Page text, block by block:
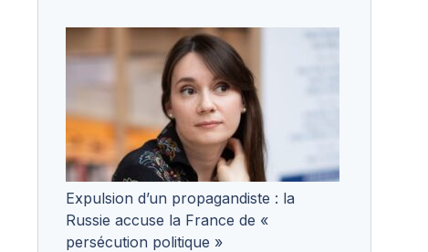
Expulsion d’un propagandiste : la
Russie accuse la France de «
persécution politique »